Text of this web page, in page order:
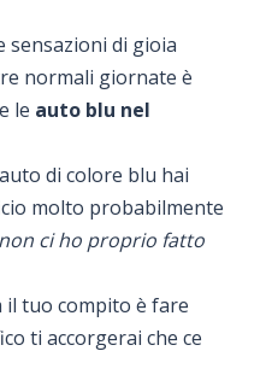
sensazioni di gioia
normali giornate è
le auto blu nel
di colore blu hai
molto probabilmente
ci ho proprio fatto
il tuo compito è fare
ti accorgerai che ce